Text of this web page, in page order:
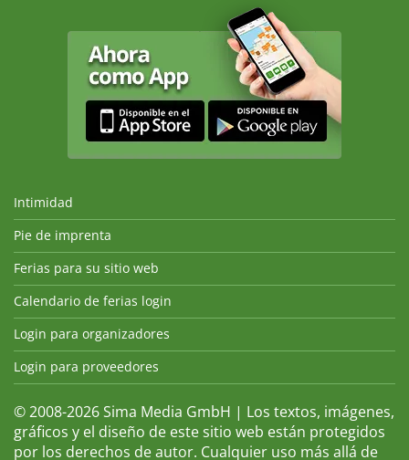
Intimidad
Pie de imprenta
Ferias para su sitio web
Calendario de ferias login
Login para organizadores
Login para proveedores
© 2008-2026 Sima Media GmbH | Los textos, imágenes,
gráficos y el diseño de este sitio web están protegidos
por los derechos de autor. Cualquier uso más allá de